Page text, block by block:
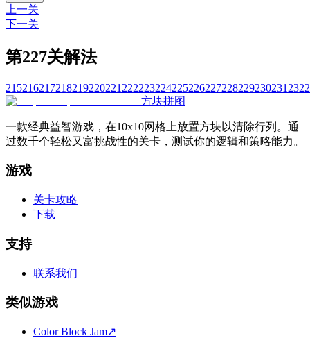
上一关
下一关
第227关解法
215216217218219220221 222223224225226227228229230231 232
方块拼图
一款经典益智游戏，在10x10网格上放置方块以清除行列。通
过数千个轻松又富挑战性的关卡，测试你的逻辑和策略能力。
游戏
关卡攻略
下载
支持
联系我们
类似游戏
Color Block Jam↗️